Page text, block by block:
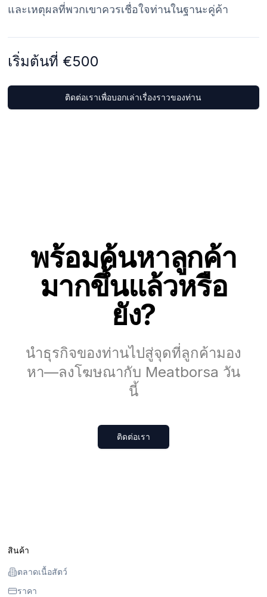
และเหตุผลที่พวกเขาควรเชื่อใจท่านในฐานะคู่ค้า
เริ่มต้นที่ €500
ติดต่อเราเพื่อบอกเล่าเรื่องราวของท่าน
พร้อมค้นหาลูกค้า
มากขึ้นแล้วหรือ
ยัง?
นำธุรกิจของท่านไปสู่จุดที่ลูกค้ามอง
หา—ลงโฆษณากับ Meatborsa วัน
นี้
ติดต่อเรา
สินค้า
ตลาดเนื้อสัตว์
ราคา